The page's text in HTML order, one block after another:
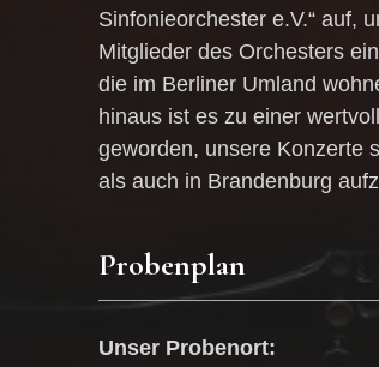
Sinfonieorchester e.V.“ auf,
Mitglieder des Orchesters
die im Berliner Umland
hinaus ist es zu einer
geworden, unsere Konzerte
als auch in Brandenburg
Probenplan
Unser Probenort: